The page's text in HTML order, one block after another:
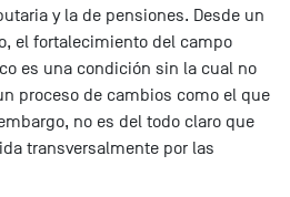
y la de pensiones. Desde un
el fortalecimiento del campo
es una condición sin la cual no
proceso de cambios como el que
no es del todo claro que
transversalmente por las